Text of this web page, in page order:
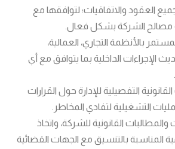
العقود والاتفاقيات؛ لتوافقها مع
مصالح الشركة بشكل فعال.
بالأنظمة التجاري، العمالية،
الإجراءات الداخلية بما يتوافق مع أي
التفصيلية للإدارة حول القرارات
التشغيلية لتفادي المخاطر.
والمطالبات القانونية للشركة، واتخاذ
المناسبة بالتنسيق مع الجهات القضائية